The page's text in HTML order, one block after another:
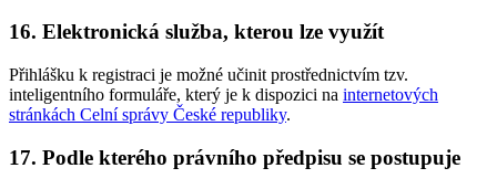
16. Elektronická služba, kterou lze využít
Přihlášku k registraci je možné učinit prostřednictvím tzv.
inteligentního formuláře, který je k dispozici na internetových
stránkách Celní správy České republiky.
17. Podle kterého právního předpisu se postupuje